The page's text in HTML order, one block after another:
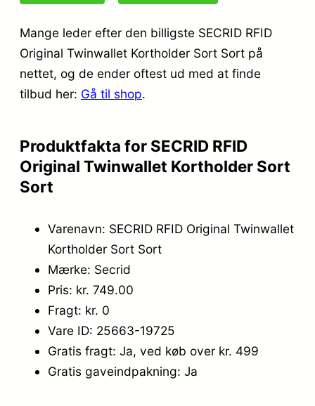
Mange leder efter den billigste SECRID RFID
Original Twinwallet Kortholder Sort Sort på
nettet, og de ender oftest ud med at finde
tilbud her: Gå til shop.
Produktfakta for SECRID RFID
Original Twinwallet Kortholder Sort
Sort
Varenavn: SECRID RFID Original Twinwallet
Kortholder Sort Sort
Mærke: Secrid
Pris: kr. 749.00
Fragt: kr. 0
Vare ID: 25663-19725
Gratis fragt: Ja, ved køb over kr. 499
Gratis gaveindpakning: Ja